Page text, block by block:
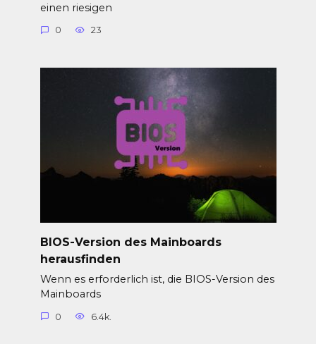
einen riesigen
0 23
BIOS-Version des Mainboards
herausfinden
Wenn es erforderlich ist, die BIOS-Version des
Mainboards
0 6.4k.